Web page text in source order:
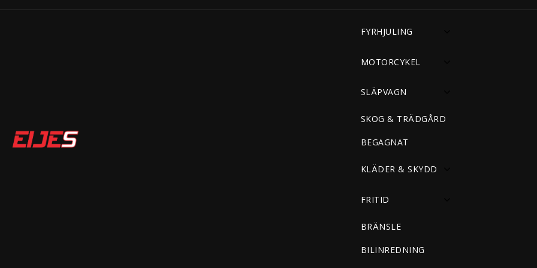
FYRHJULING
MOTORCYKEL
SLÄPVAGN
SKOG & TRÄDGÅRD
BEGAGNAT
KLÄDER & SKYDD
FRITID
BRÄNSLE
BILINREDNING